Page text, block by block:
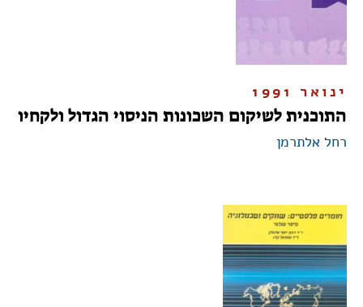
ינואר 1991
התוכנית לשיקום השכונות הניסוי הגדול ולקחיו
רחל אלתרמן